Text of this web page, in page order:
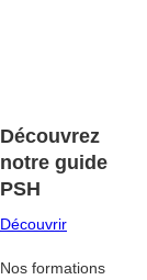
Découvrez
notre guide
PSH
Découvrir
Nos formations